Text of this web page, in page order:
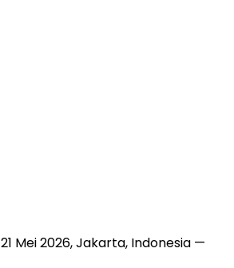
21 Mei 2026, Jakarta, Indonesia —